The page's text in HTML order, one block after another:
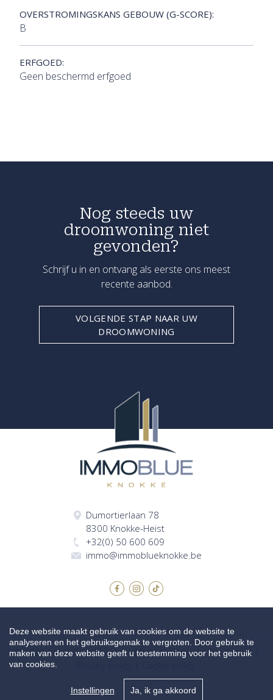
OVERSTROMINGSKANS GEBOUW (G-SCORE):
B
ERFGOED:
Geen beschermd erfgoed
Nog steeds uw
droomwoning niet
gevonden?
Schrijf u in en ontvang als eerste ons meest
recente aanbod.
VOLGENDE STAP NAAR UW
DROOMWONING
Dumortierlaan 78
8300 Knokke-Heist
+32(0) 50 600 609
immo@immoblueknokke.be
© 2026 Immo Blue Knokke | Made by Zabun|Disclaimer
Deze website maakt gebruik van cookies om de website te
analyseren en het gebruiksgemak te vergroten. Door gebruik te
maken van deze website geeft u toestemming voor het gebruik
van cookies.
Instellingen Ja, ik ga akkoord